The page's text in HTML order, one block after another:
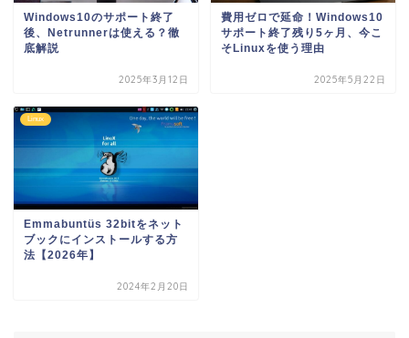
Windows10のサポート終了
後、Netrunnerは使える？徹
底解説
2025年3月12日
費用ゼロで延命！Windows10
サポート終了残り5ヶ月、今こ
そLinuxを使う理由
2025年5月22日
Linux
Emmabuntüs 32bitをネット
ブックにインストールする方
法【2026年】
2024年2月20日